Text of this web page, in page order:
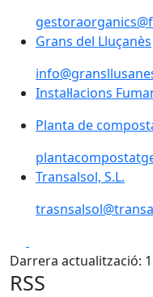
Grans del Lluçanès
Grans del Lluçanès
Instal·lacions
Instal·lacions
Planta de
Planta de
Transalsol, S.L.
Transalsol, S.L.
Darrera actualització:
RSS